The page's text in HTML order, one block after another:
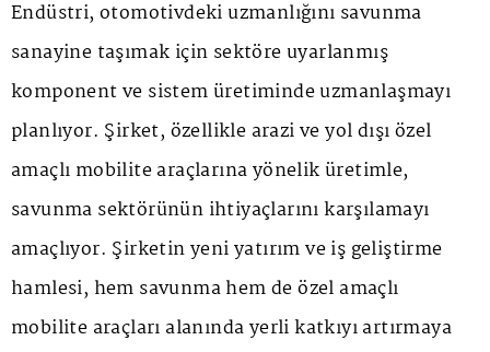
Endüstri, otomotivdeki uzmanlığını savunma
sanayine taşımak için sektöre uyarlanmış
komponent ve sistem üretiminde uzmanlaşmayı
planlıyor. Şirket, özellikle arazi ve yol dışı özel
amaçlı mobilite araçlarına yönelik üretimle,
savunma sektörünün ihtiyaçlarını karşılamayı
amaçlıyor. Şirketin yeni yatırım ve iş geliştirme
hamlesi, hem savunma hem de özel amaçlı
mobilite araçları alanında yerli katkıyı artırmaya